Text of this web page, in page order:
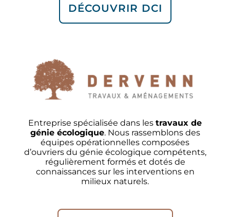
DÉCOUVRIR DCI
Entreprise spécialisée dans les travaux de
génie écologique. Nous rassemblons des
équipes opérationnelles composées
d’ouvriers du génie écologique compétents,
régulièrement formés et dotés de
connaissances sur les interventions en
milieux naturels.